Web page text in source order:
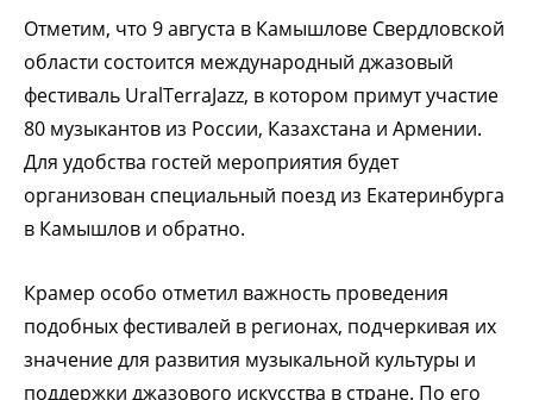
Отметим, что 9 августа в Камышлове Свердловской
области состоится международный джазовый
фестиваль UralTerraJazz, в котором примут участие
80 музыкантов из России, Казахстана и Армении.
Для удобства гостей мероприятия будет
организован специальный поезд из Екатеринбурга
в Камышлов и обратно.
Крамер особо отметил важность проведения
подобных фестивалей в регионах, подчеркивая их
значение для развития музыкальной культуры и
поддержки джазового искусства в стране. По его